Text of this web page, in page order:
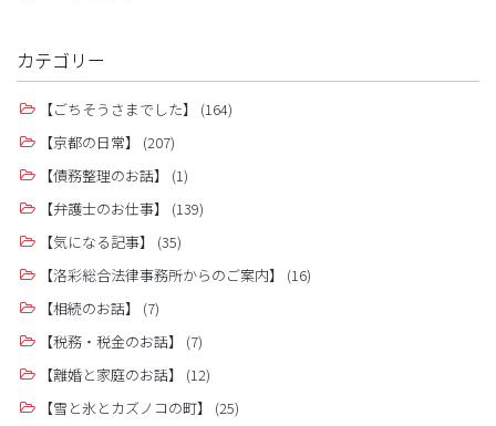
カテゴリー
【ごちそうさまでした】
(164)
【京都の日常】
(207)
【債務整理のお話】
(1)
【弁護士のお仕事】
(139)
【気になる記事】
(35)
【洛彩総合法律事務所からのご案内】
(16)
【相続のお話】
(7)
【税務・税金のお話】
(7)
【離婚と家庭のお話】
(12)
【雪と氷とカズノコの町】
(25)